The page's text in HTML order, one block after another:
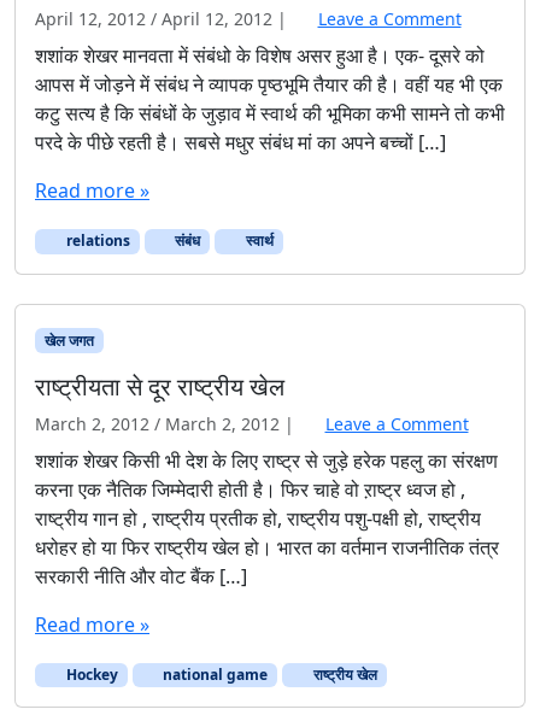
April 12, 2012 / April 12, 2012 | Leave a Comment
शशांक शेखर मानवता में संबंधो के विशेष असर हुआ है। एक- दूसरे को
आपस में जोड़ने में संबंध ने व्यापक पृष्ठभूमि तैयार की है। वहीं यह भी एक
कटु सत्य है कि संबंधों के जुड़ाव में स्वार्थ की भूमिका कभी सामने तो कभी
परदे के पीछे रहती है। सबसे मधुर संबंध मां का अपने बच्चों […]
Read more »
relations संबंध स्वार्थ
खेल जगत
राष्ट्रीयता से दूर राष्ट्रीय खेल
March 2, 2012 / March 2, 2012 | Leave a Comment
शशांक शेखर किसी भी देश के लिए राष्ट्र से जुड़े हरेक पहलु का संरक्षण
करना एक नैतिक जिम्मेदारी होती है। फिर चाहे वो ऱाष्ट्र ध्वज हो ,
राष्ट्रीय गान हो , राष्ट्रीय प्रतीक हो, राष्ट्रीय पशु-पक्षी हो, राष्ट्रीय
धरोहर हो या फिर राष्ट्रीय खेल हो। भारत का वर्तमान राजनीतिक तंत्र
सरकारी नीति और वोट बैंक […]
Read more »
Hockey national game राष्ट्रीय खेल